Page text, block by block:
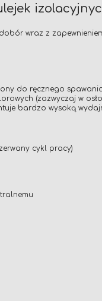
wraz z
do ręcznego
(zazwyczaj w
bardzo wysoką
cykl pracy)